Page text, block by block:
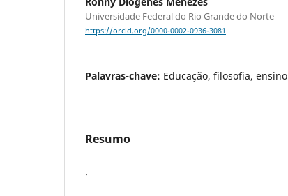
Universidade Federal do Rio Grande do Norte
https://orcid.org/0000-0002-0936-3081
Palavras-chave: Educação, filosofia, ensino
Resumo
.